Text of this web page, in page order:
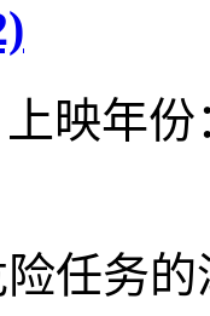
上映年
任务